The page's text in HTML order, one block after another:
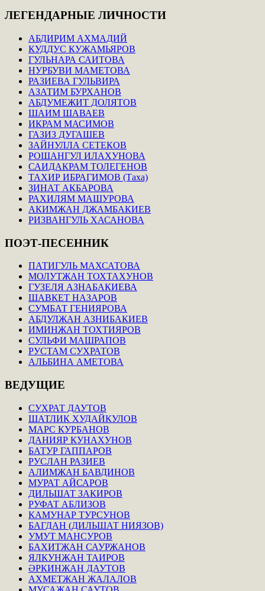
ЛЕГЕНДАРНЫЕ ЛИЧНОСТИ
АБДИРИМ АХМАДИЙ
КУДДУС КУЖАМЬЯРОВ
ГУЛЬНАРА САИТОВА
НУРБУВИ МАМЕТОВА
РАЗИЕВА ГУЛЬВИРА
АЗАТИМ БУРХАНОВ
АБДУМЕЖИТ ДОЛЯТОВ
ШАИМ ШАВАЕВ
ИКРАМ МАСИМОВ
ГАЗИЗ ДУГАШЕВ
ЗАЙНУЛЛА СЕТЕКОВ
РОШАНГУЛ ИЛАХУНОВА
САИДАКРАМ ТОЛЕГЕНОВ
ТАХИР ИБРАГИМОВ (Таха)
ЗИНАТ АКБАРОВА
РАХИЛЯМ МАШУРОВА
АКИМЖАН ДЖАМБАКИЕВ
РИЗВАНГУЛЬ ХАСАНОВА
ПОЭТ-ПЕСЕННИК
ПАТИГУЛЬ МАХСАТОВА
МОЛУТЖАН ТОХТАХУНОВ
ГУЗЕЛЯ АЗНАБАКИЕВА
ШАВКЕТ НАЗАРОВ
СУМБАТ ГЕНИЯРОВА
АБДУЛЖАН АЗНИБАКИЕВ
ИМИНЖАН ТОХТИЯРОВ
СУЛЬФИ МАШРАПОВ
РУСТАМ СУХРАТОВ
АЛЬБИНА АМЕТОВА
ВЕДУЩИЕ
СУХРАТ ДАУТОВ
ШАТЛИК ХУДАЙКУЛОВ
МАРС КУРБАНОВ
ДАНИЯР КУНАХУНОВ
БАТУР ГАППАРОВ
РУСЛАН РАЗИЕВ
АЛИМЖАН БАВДИНОВ
МУРАТ АЙСАРОВ
ДИЛЬШАТ ЗАКИРОВ
РУФАТ АБЛИЗОВ
КАМУНАР ТУРСУНОВ
БАГДАН (ДИЛЬШАТ НИЯЗОВ)
УМУТ МАНСУРОВ
БАХИТЖАН САУРЖАНОВ
ЯЛКУНЖАН ТАИРОВ
ӘРКИНЖАН ДАУТОВ
АХМЕТЖАН ЖАЛАЛОВ